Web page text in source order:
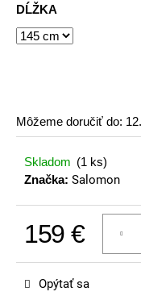
DĹŽKA
Môžeme doručiť do:
Skladom (1 ks)
Značka: Salomon
159 €
Jednotková cena:
Opýtať sa
O
o
r
ú
č
e
VOLKL
RACETIGER
SL